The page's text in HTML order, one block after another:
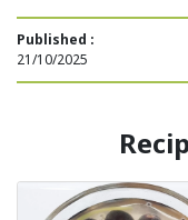
Published :
21/10/2025